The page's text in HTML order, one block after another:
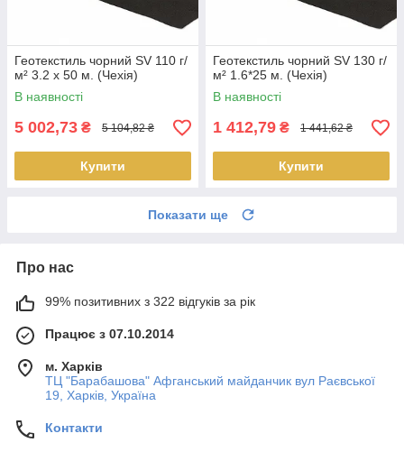
Геотекстиль чорний SV 110 г/
м² 3.2 x 50 м. (Чехія)
В наявності
5 002,73 ₴ 5 104,82 ₴
Купити
Геотекстиль чорний SV 130 г/
м² 1.6*25 м. (Чехія)
В наявності
1 412,79 ₴ 1 441,62 ₴
Купити
Показати ще
Про нас
99% позитивних з 322 відгуків за рік
Працює з 07.10.2014
м. Харків
ТЦ "Барабашова" Афганський майданчик вул Раєвської
19, Харків, Україна
Контакти